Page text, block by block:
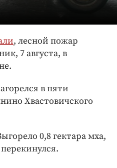
, лесной пожар
7 августа, в
в пяти
Хвастовичского
0,8 гектара мха,